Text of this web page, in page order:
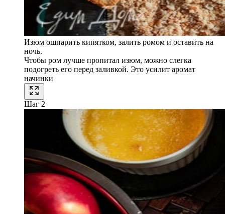
Изюм ошпарить кипятком, залить ромом и оставить на
ночь.
Чтобы ром лучше пропитал изюм, можно слегка
подогреть его перед заливкой. Это усилит аромат
начинки
Шаг 2